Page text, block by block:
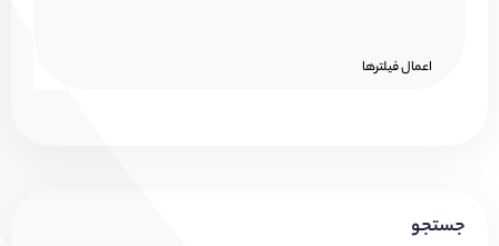
اعمال فیلتر‌ها
جستجو